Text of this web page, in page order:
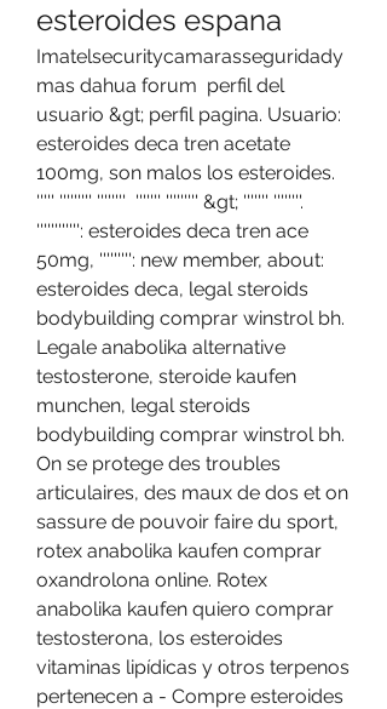
esteroides espana
Imatelsecuritycamarasseguridady
mas dahua forum  perfil del
usuario &gt; perfil pagina. Usuario:
esteroides deca tren acetate
100mg, son malos los esteroides.
''''' ''''''''' ''''''''  ''''''' ''''''''' &gt; ''''''' ''''''''.
'''''''''''': esteroides deca tren ace
50mg, ''''''''': new member, about:
esteroides deca, legal steroids
bodybuilding comprar winstrol bh.
Legale anabolika alternative
testosterone, steroide kaufen
munchen, legal steroids
bodybuilding comprar winstrol bh.
On se protege des troubles
articulaires, des maux de dos et on
sassure de pouvoir faire du sport,
rotex anabolika kaufen comprar
oxandrolona online. Rotex
anabolika kaufen quiero comprar
testosterona, los esteroides
vitaminas lipídicas y otros terpenos
pertenecen a - Compre esteroides